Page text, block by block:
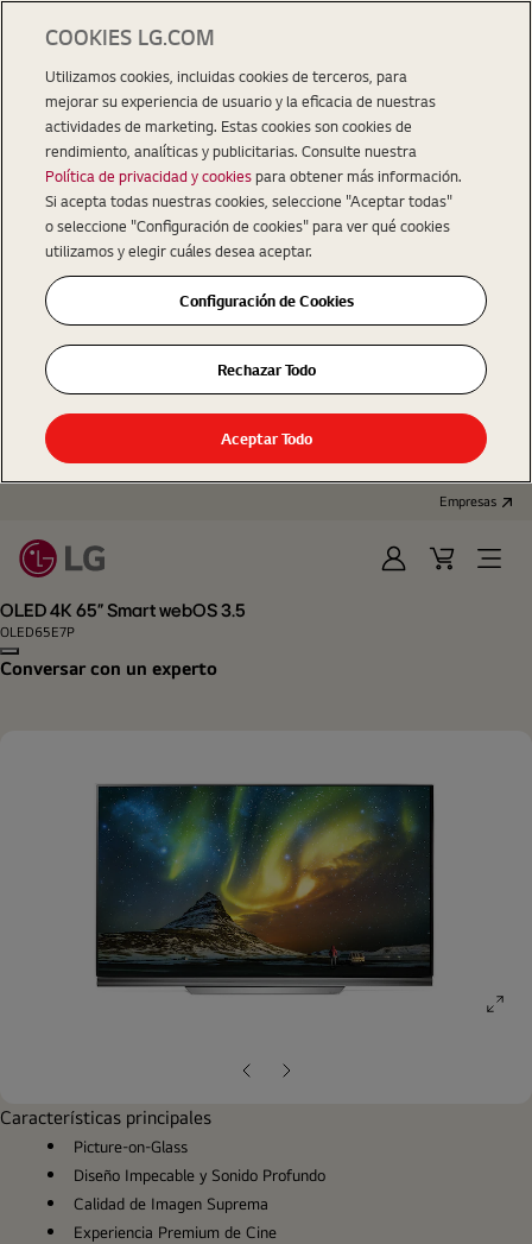
Empresas
IniciarCart
Open
OLED 4K 65" Smart webOS 3.5
OLED65E7P
Copy model name
Conversar con un experto
Diapositiva
Siguiente
Características principales
Picture-on-Glass
Diseño Impecable y Sonido Profundo
Calidad de Imagen Suprema
Experiencia Premium de Cine
COOKIES LG.COM
Utilizamos cookies, incluidas cookies de terceros, para
mejorar su experiencia de usuario y la eficacia de nuestras
actividades de marketing. Estas cookies son cookies de
rendimiento, analíticas y publicitarias. Consulte nuestra
Política de privacidad y cookiespara obtener más información.
Si acepta todas nuestras cookies, seleccione "Aceptar todas"
o seleccione "Configuración de cookies" para ver qué cookies
utilizamos y elegir cuáles desea aceptar.
Configuración de Cookies
Rechazar Todo
Aceptar Todo